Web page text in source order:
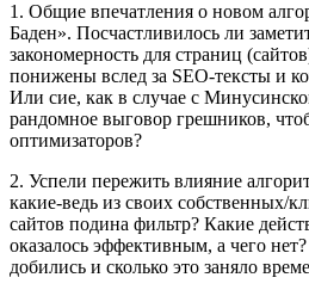
1. Общие впечатления о новом
Баден». Посчастливилось ли
закономерность для страниц
понижены вслед за SEO-тексты и
Или сие, как в случае с
рандомное выговор грешников,
оптимизаторов?
2. Успели пережить влияние
какие-ведь из своих собственных/
сайтов подина фильтр? Какие
оказалось эффективным, а чего
добились и сколько это заняло